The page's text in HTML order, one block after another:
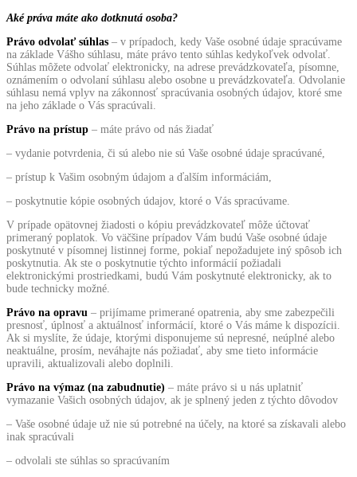
Aké práva máte ako dotknutá osoba?
Právo odvolať súhlas – v prípadoch, kedy Vaše osobné údaje spracúvame
na základe Vášho súhlasu, máte právo tento súhlas kedykoľvek odvolať.
Súhlas môžete odvolať elektronicky, na adrese prevádzkovateľa, písomne,
oznámením o odvolaní súhlasu alebo osobne u prevádzkovateľa. Odvolanie
súhlasu nemá vplyv na zákonnosť spracúvania osobných údajov, ktoré sme
na jeho základe o Vás spracúvali.
Právo na prístup – máte právo od nás žiadať
– vydanie potvrdenia, či sú alebo nie sú Vaše osobné údaje spracúvané,
– prístup k Vašim osobným údajom a ďalším informáciám,
– poskytnutie kópie osobných údajov, ktoré o Vás spracúvame.
V prípade opätovnej žiadosti o kópiu prevádzkovateľ môže účtovať
primeraný poplatok. Vo väčšine prípadov Vám budú Vaše osobné údaje
poskytnuté v písomnej listinnej forme, pokiaľ nepožadujete iný spôsob ich
poskytnutia. Ak ste o poskytnutie týchto informácií požiadali
elektronickými prostriedkami, budú Vám poskytnuté elektronicky, ak to
bude technicky možné.
Právo na opravu – prijímame primerané opatrenia, aby sme zabezpečili
presnosť, úplnosť a aktuálnosť informácií, ktoré o Vás máme k dispozícii.
Ak si myslíte, že údaje, ktorými disponujeme sú nepresné, neúplné alebo
neaktuálne, prosím, neváhajte nás požiadať, aby sme tieto informácie
upravili, aktualizovali alebo doplnili.
Právo na výmaz (na zabudnutie) – máte právo si u nás uplatniť
vymazanie Vašich osobných údajov, ak je splnený jeden z týchto dôvodov
– Vaše osobné údaje už nie sú potrebné na účely, na ktoré sa získavali alebo
inak spracúvali
– odvolali ste súhlas so spracúvaním